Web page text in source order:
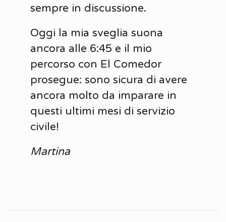
sempre in discussione.
Oggi la mia sveglia suona
ancora alle 6:45 e il mio
percorso con El Comedor
prosegue: sono sicura di avere
ancora molto da imparare in
questi ultimi mesi di servizio
civile!
Martina